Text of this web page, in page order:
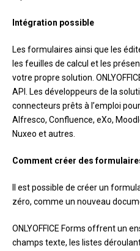
Intégration possible
Les formulaires ainsi que les
les feuilles de calcul et les
votre propre solution.
API. Les développeurs de la
connecteurs prêts à l’emploi
Alfresco, Confluence, eXo,
Nuxeo et autres.
Comment créer des
Il est possible de créer un
zéro, comme un nouveau
ONLYOFFICE Forms offrent un
champs texte, les listes